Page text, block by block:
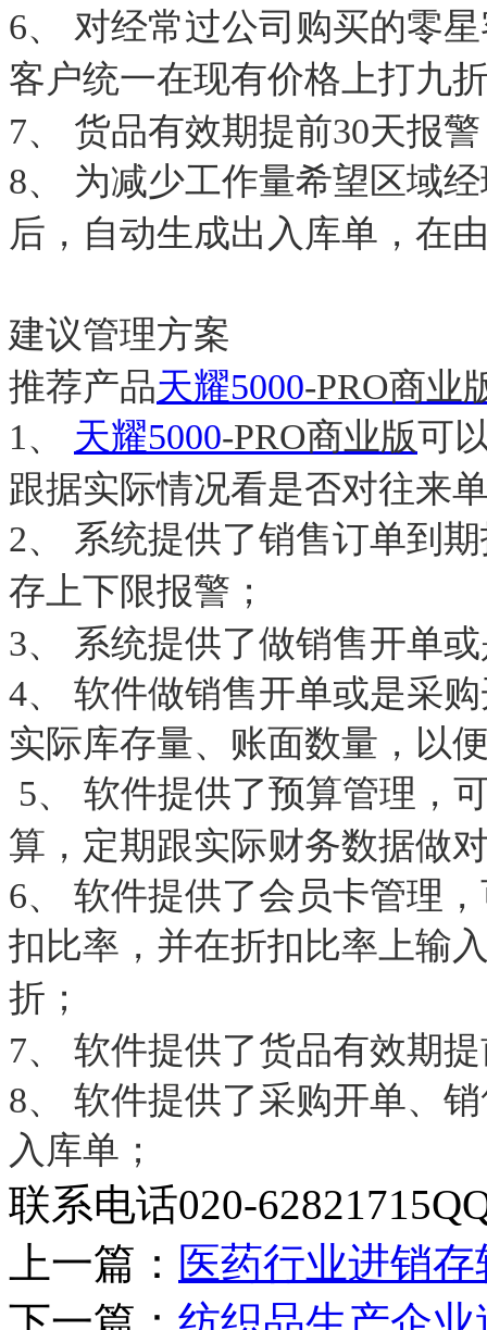
6、 对经常过公司购买的零
客户统一在现有价格上打九
7、 货品有效期提前30天报
8、 为减少工作量希望区域
后，自动生成出入库单，在
建议管理方案
推荐产品天耀5000-PRO商业
1、 天耀5000-PRO商业版可
跟据实际情况看是否对往来
2、 系统提供了销售订单到
存上下限报警；
3、 系统提供了做销售开单
4、 软件做销售开单或是采
实际库存量、账面数量，以
5、 软件提供了预算管理，
算，定期跟实际财务数据做
6、 软件提供了会员卡管理
扣比率，并在折扣比率上输
折；
7、 软件提供了货品有效期
8、 软件提供了采购开单、
入库单；
联系电话020-
上一篇： 医药行业进销